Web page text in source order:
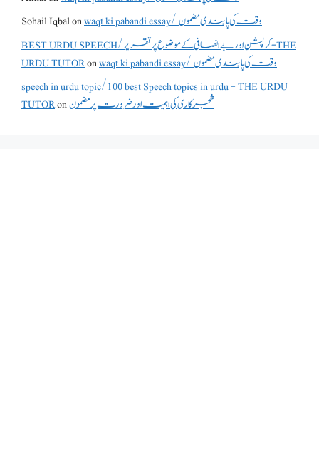
Sohail Iqbalon
waqt ki pabandi essay/ وقت کی پابندی مضمون
BEST URDU SPEECH/کرپشن اور بے انصافی کے موضوع پر تقریر - THE
URDU TUTORon
waqt ki pabandi essay/ وقت کی پابندی مضمون
speech in urdu topic/100 best Speech topics in urdu - THE URDU
TUTORonشجرکاری کی اہمیت اور ضرورت پر مضمون